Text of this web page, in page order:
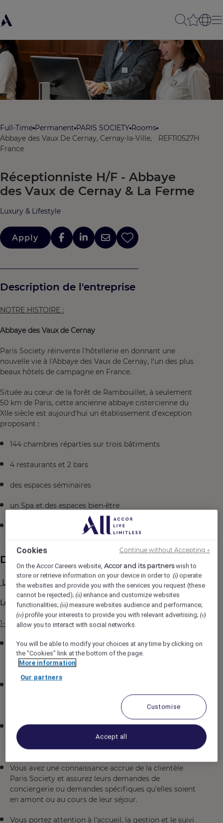
Full-Time Permanent PARIS SOCIETY Rooms
Abbaye des Vaux De Cernay, Cernay-la-Ville,
France
REF110527H
Réceptionniste H/F - Abbaye
des Vaux de Cernay & La Ferme
Luxury & Lifestyle
Apply
Description de l'entreprise
NOTRE HISTOIRE :
Abbaye des Vaux de Cernay
Paris Society réinvente l'hôtellerie en donnant une
nouvelle vie à l'Abbaye des Vaux de Cernay, l'un des plus
beaux hôtels de campagne en France.
Située au cœur de la forêt de Rambouillet, à seulement
50 km de Paris, cette ancienne abbaye cistercienne du
XIIe siècle est aujourd'hui un établissement d'exception
proposant :
144 chambres réparties sur trois bâtiments
4 restaurants et 2 bars
des espaces séminaires
un Spa et des espaces bien-être
une large offre d'activités
Description du poste
Le poste, son contexte :
Les missions principales :
1- Relation clients :
Vous contribuez à la satisfaction permanente du
client en assurant une prestation de qualité dans le
respect des normes et procédures en vigueurs.
personnalisé et chaleureux du client conformément à
Vous anticipez l'arrivée du client en pré planifiant son
séjour dans le respect de ses souhaits, son historique
et de l'offre commerciale choisie.
Vous avez une connaissance accrue de la clientèle
Paris Society et assurez leurs demandes de
conciergerie ou demandes spécifiques qu’elles soient
en amont ou au cours de leur séjour.
Vous portez attention à l’accueil, la gestion et le suivi
Cookies
On the Accor Careers website,Accor and its partnerswish to
store or retrieve information on your device in order to :(i) operate
the websites and provide you with the services you request (these
cannot be rejected);(ii) enhance and customize websites
functionalities;(iii) measure websites audience and performance;
(iv) profile your interests to provide you with relevant advertising;(v)
allow you to interact with social networks.
You will be able to modify your choices at any time by clicking on
the "Cookies" link at the bottom of the page.
More information
Our partners
Customise
Accept all
Continue without Accepting →